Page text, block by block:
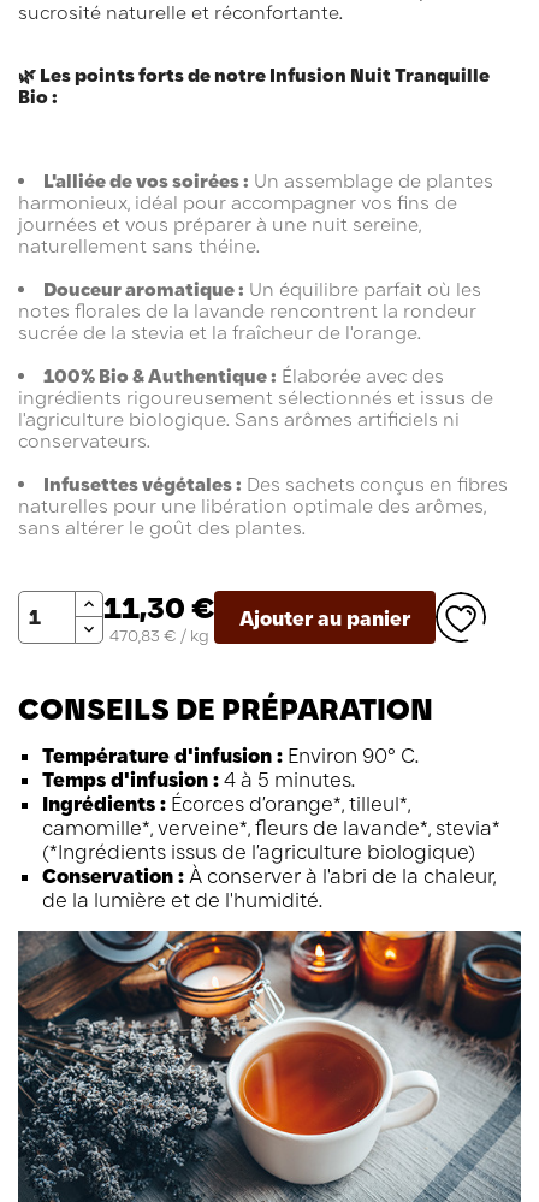
sucrosité naturelle et réconfortante.
🌿 Les points forts de notre Infusion Nuit Tranquille
Bio :
L'alliée de vos soirées : Un assemblage de plantes
harmonieux, idéal pour accompagner vos fins de
journées et vous préparer à une nuit sereine,
naturellement sans théine.
Douceur aromatique : Un équilibre parfait où les
notes florales de la lavande rencontrent la rondeur
sucrée de la stevia et la fraîcheur de l'orange.
100% Bio & Authentique : Élaborée avec des
ingrédients rigoureusement sélectionnés et issus de
l'agriculture biologique. Sans arômes artificiels ni
conservateurs.
Infusettes végétales : Des sachets conçus en fibres
naturelles pour une libération optimale des arômes,
sans altérer le goût des plantes.
Quantité 11,30 €
470,83 € / kg
Ajouter au panier
CONSEILS DE PRÉPARATION
Température d'infusion : Environ 90° C.
Temps d'infusion : 4 à 5 minutes.
Ingrédients : Écorces d’orange*, tilleul*,
camomille*, verveine*, fleurs de lavande*, stevia*
(*Ingrédients issus de l’agriculture biologique)
Conservation : À conserver à l'abri de la chaleur,
de la lumière et de l'humidité.